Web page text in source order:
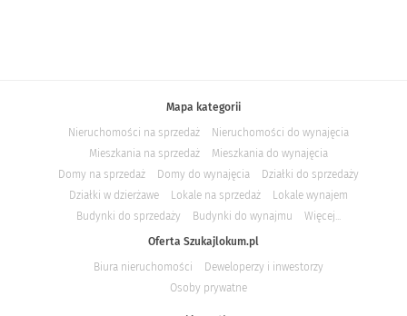
Mapa kategorii
Nieruchomości na sprzedaż
Nieruchomości do wynajęcia
Mieszkania na sprzedaż
Mieszkania do wynajęcia
Domy na sprzedaż
Domy do wynajęcia
Działki do sprzedaży
Działki w dzierżawe
Lokale na sprzedaż
Lokale wynajem
Budynki do sprzedaży
Budynki do wynajmu
Więcej...
Oferta Szukajlokum.pl
Biura nieruchomości
Deweloperzy i inwestorzy
Osoby prywatne